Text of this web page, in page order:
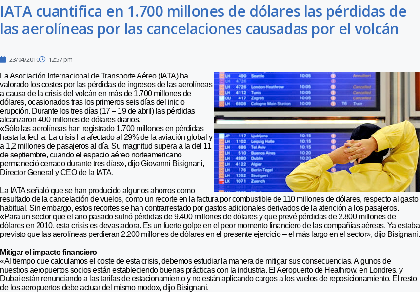
IATA cuantifica en 1.700 millones de dólares las pérdidas de
las aerolíneas por las cancelaciones causadas por el volcán
23/04/2010 12:57 pm
La Asociación Internacional de Transporte Aéreo (IATA) ha
valorado los costes por las pérdidas de ingresos de las aerolíneas
a causa de la crisis del volcán en más de 1.700 millones de
dólares, ocasionados tras los primeros seis días del inicio
erupción. Durante los tres días (17 – 19 de abril) las pérdidas
alcanzaron 400 millones de dólares diarios.
«Sólo las aerolíneas han registrado 1.700 millones en pérdidas
hasta la fecha. La crisis ha afectado al 29% de la aviación global y
a 1,2 millones de pasajeros al día. Su magnitud supera a la del 11
de septiembre, cuando el espacio aéreo norteamericano
permaneció cerrado durante tres días», dijo Giovanni Bisignani,
Director General y CEO de la IATA.
La IATA señaló que se han producido algunos ahorros como
resultado de la cancelación de vuelos, como un recorte en la factura por combustible de 110 millones de dólares, respecto al gasto
habitual. Sin embargo, estos recortes se han contrarrestado por gastos adicionales derivados de la atención a los pasajeros.
«Para un sector que el año pasado sufrió pérdidas de 9.400 millones de dólares y que prevé pérdidas de 2.800 millones de
dólares en 2010, esta crisis es devastadora. Es un fuerte golpe en el peor momento financiero de las compañías aéreas. Ya estaba
previsto que las aerolíneas perdieran 2.200 millones de dólares en el presente ejercicio – el más largo en el sector», dijo Bisignani.
Mitigar el impacto financiero
«Al tiempo que calculamos el coste de esta crisis, debemos estudiar la manera de mitigar sus consecuencias. Algunos de
nuestros aeropuertos socios están estableciendo buenas prácticas con la industria. El Aeropuerto de Heathrow, en Londres, y
Dubai están renunciando a las tarifas de estacionamiento y no están aplicando cargos a los vuelos de reposicionamiento. El resto
de los aeropuertos debe actuar del mismo modo», dijo Bisignani.